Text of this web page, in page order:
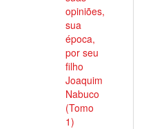
opiniões,
sua
época,
por seu
filho
Joaquim
Nabuco
(Tomo
1)